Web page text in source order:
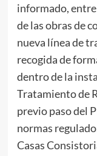
informado,
de las obras de
nueva línea de
recogida de
dentro de la
Tratamiento de
previo paso del
normas
Casas